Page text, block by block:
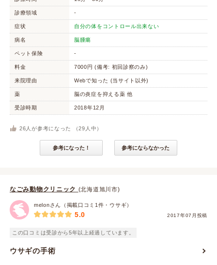
診療領域 -
症状 自分の体をコントロール出来ない
病名 脳腫瘍
ペット保険 -
料金 7000円 (備考: 初回診察のみ)
来院理由 Webで知った (当サイト以外)
薬 脳の炎症を抑える薬 他
受診時期 2018年12月
26 人が参考になった （29 人中）
参考になった！ 参考にならなかった
なごみ動物クリニック (北海道旭川市)
melonさん（掲載口コミ1件・ウサギ）
2017年07月投稿
5.0
この口コミは受診から5年以上経過しています。
ウサギの手術